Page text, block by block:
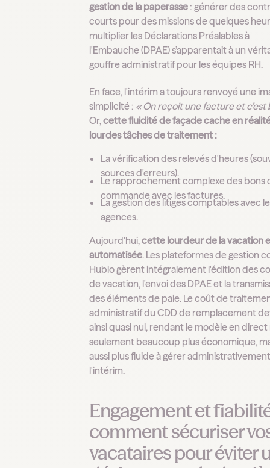
gestion de la paperasse : générer des
courts pour des missions de quelques
multiplier les Déclarations Préalables à
l'Embauche (DPAE) s’apparentait à un
gouffre administratif pour les équipes RH.
En face, l'intérim a toujours renvoyé une
simplicité : « On reçoit une facture et c’est
Or,cette fluidité de façade cache en
lourdes tâches de traitement :
La vérification des relevés d'heures
sources d'erreurs).
Le rapprochement complexe des bons
commande avec les factures.
La gestion des litiges comptables avec
agences.
Aujourd'hui,cette lourdeur de la vacation
automatisée. Les plateformes de gestion
Hublo gèrent intégralement l'édition des
de vacation, l'envoi des DPAE et la
des éléments de paie. Le coût de
administratif du CDD de remplacement
ainsi quasi nul, rendant le modèle en direct
seulement beaucoup plus économique,
aussi plus fluide à gérer
l'intérim.
Engagement et
comment sécuriser
vacataires pour éviter